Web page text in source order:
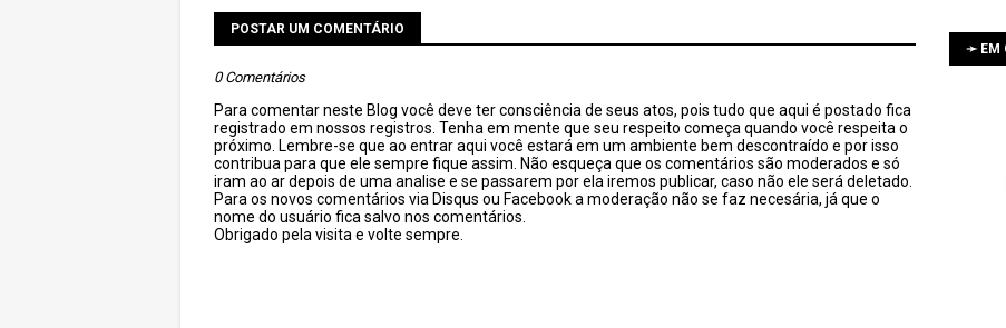
POSTAR UM COMENTÁRIO
0 Comentários
Para comentar neste Blog você deve ter consciência de seus atos, pois tudo que aqui é postado fica
registrado em nossos registros. Tenha em mente que seu respeito começa quando você respeita o
próximo. Lembre-se que ao entrar aqui você estará em um ambiente bem descontraído e por isso
contribua para que ele sempre fique assim. Não esqueça que os comentários são moderados e só
iram ao ar depois de uma analise e se passarem por ela iremos publicar, caso não ele será deletado.
Para os novos comentários via Disqus ou Facebook a moderação não se faz necesária, já que o
nome do usuário fica salvo nos comentários.
Obrigado pela visita e volte sempre.
➛ EM